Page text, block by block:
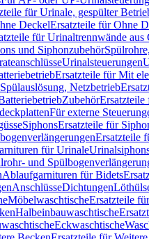
für Urinale, gespülter
DeckelErsatzteile für Ohne
für Urinaltrennwände aus
und Siphonzubehör
Urinalsteuerungen
Ersatzteile für Mit
Netzbetrieb
ZubehörErsatzteile
Für externe
SiphonsErsatzteile für
Ersatzteile
für Urinale
und
Ablaufgarnituren für Bidets
AnschlüsseDichtungen
MöbelwaschtischeErsatzteile
Halbeinbauwaschtische
Eckwaschtische